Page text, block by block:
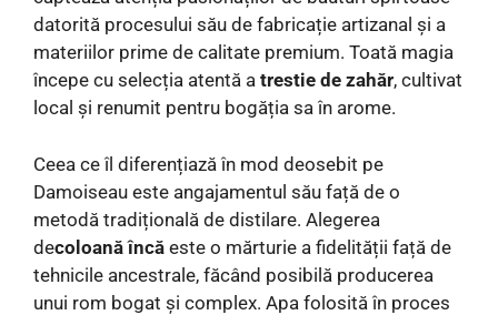
datorită procesului său de fabricație artizanal și a
materiilor prime de calitate premium. Toată magia
începe cu selecția atentă a trestie de zahăr, cultivat
local și renumit pentru bogăția sa în arome.
Ceea ce îl diferențiază în mod deosebit pe
Damoiseau este angajamentul său față de o
metodă tradițională de distilare. Alegerea
decoloană încă este o mărturie a fidelității față de
tehnicile ancestrale, făcând posibilă producerea
unui rom bogat și complex. Apa folosită în proces